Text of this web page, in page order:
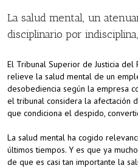
La salud mental, un
disciplinario por
El Tribunal Superior de Justicia del
relieve la salud mental de un
desobediencia según la empresa
el tribunal considera la afectación
que condiciona el despido,
La salud mental ha cogido
últimos tiempos. Y es que ya
de que es casi tan importante la